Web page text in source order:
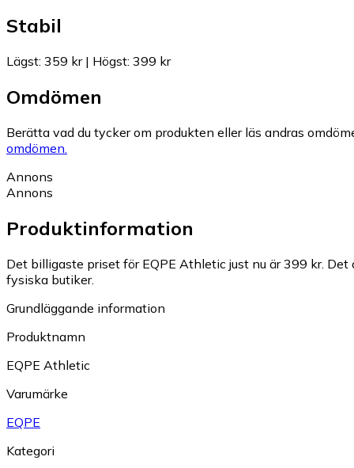
Stabil
Lägst: 359 kr| Högst: 399 kr
Omdömen
Berätta vad du tycker om produkten eller läs andras
omdömen.
Annons
Annons
Produktinformation
Det billigaste priset för EQPE Athletic just nu är 399 kr. Det
fysiska butiker.
Grundläggande information
Produktnamn
EQPE Athletic
Varumärke
EQPE
Kategori